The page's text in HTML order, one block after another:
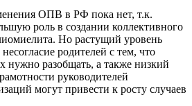
ОПВ в РФ пока нет, т.к.
роль в создании коллективного
Но растущий уровень
родителей с тем, что
нужно разобщать, а также низкий
руководителей
могут привести к росту случаев